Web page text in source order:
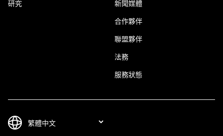
研究 新聞媒體
合作夥伴
聯盟夥伴
法務
服務狀態